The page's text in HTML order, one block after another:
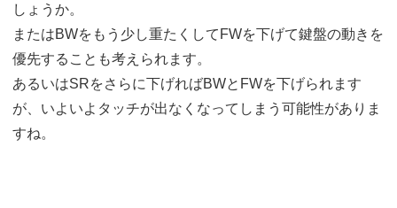
しょうか。
またはBWをもう少し重たくしてFWを下げて鍵盤の動きを
優先することも考えられます。
あるいはSRをさらに下げればBWとFWを下げられます
が、いよいよタッチが出なくなってしまう可能性がありま
すね。